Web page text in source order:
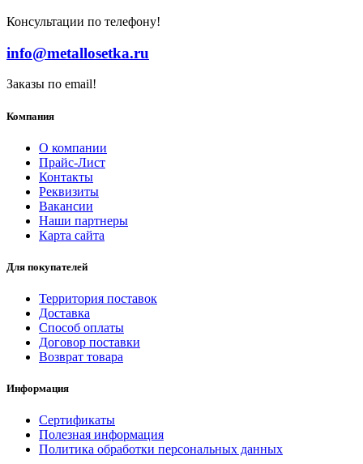
Консультации по телефону!
info@metallosetka.ru
Заказы по email!
Компания
О компании
Прайс-Лист
Контакты
Реквизиты
Вакансии
Наши партнеры
Карта сайта
Для покупателей
Территория поставок
Доставка
Способ оплаты
Договор поставки
Возврат товара
Информация
Сертификаты
Полезная информация
Политика обработки персональных данных